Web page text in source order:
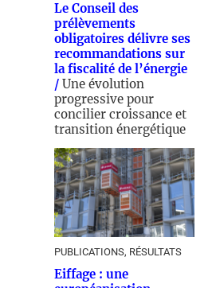
Le Conseil des
prélèvements
obligatoires délivre ses
recommandations sur
la fiscalité de l’énergie
/ Une évolution
progressive pour
concilier croissance et
transition énergétique
03/06/2026 - 11:00
PUBLICATIONS, RÉSULTATS
Eiffage : une